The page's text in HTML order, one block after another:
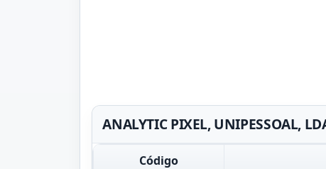
ANALYTIC PIXEL, UNIPESSOAL,
Código